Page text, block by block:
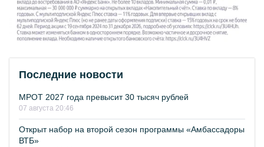
Последние новости
МРОТ 2027 года превысит 30 тысяч рублей
07 августа 20:46
Открыт набор на второй сезон программы «Амбассадоры
ВТБ»